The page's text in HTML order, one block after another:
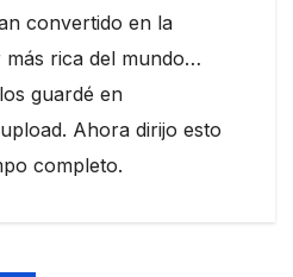
convertido en la
más rica del mundo…
guardé en
Ahora dirijo esto
completo.